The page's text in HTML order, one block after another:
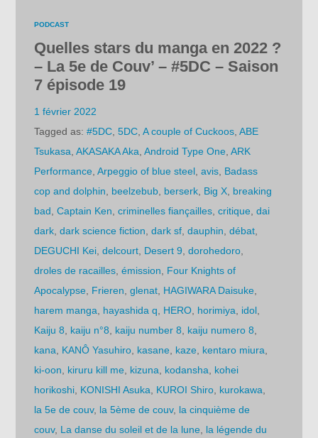
PODCAST
Quelles stars du manga en 2022 ?
– La 5e de Couv’ – #5DC – Saison
7 épisode 19
1 février 2022
Tagged as:#5DC ,5DC ,A couple of Cuckoos ,ABE
Tsukasa ,AKASAKA Aka ,Android Type One ,ARK
Performance ,Arpeggio of blue steel ,avis Badass
cop and dolphin
beelzebub berserk Big X breaking
bad ,Captain Ken ,criminelles fiançailles ,critique ,dai
dark ,dark science fiction ,dark sf ,dauphin ,débat
DEGUCHI Kei ,delcourt Desert 9 ,dorohedoro
droles de racailles ,émission
Four Knights of
Apocalypse Frieren ,glenat HAGIWARA Daisuke
harem manga
hayashida q HERO horimiya idol
Kaiju 8
kaiju n°8 kaiju number 8 kaiju numero 8
kana
KANÔ Yasuhiro kasane kaze kentaro miura
ki-oon
kiruru kill me kizuna kodansha
kohei
horikoshi KONISHI Asuka KUROI Shiro kurokawa
la 5e de couv, la 5ème de couv, la cinquième de
couv, La danse du soleil et de la lune la légende du